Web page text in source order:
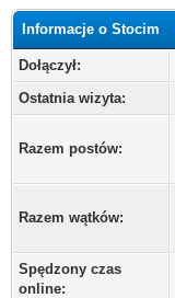
Informacje o Stocim
Dołączył:
Ostatnia wizyta:
Razem postów:
Razem wątków:
Spędzony czas
online: